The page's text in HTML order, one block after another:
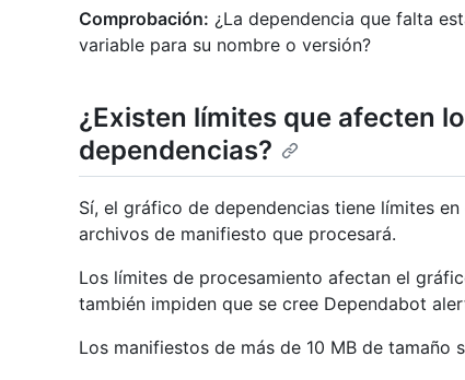
Comprobación: ¿La dependencia que falta
variable para su nombre o versión?
¿Existen límites que afecten
dependencias?
Sí, el gráfico de dependencias tiene límites
archivos de manifiesto que procesará.
Los límites de procesamiento afectan el
también impiden que se cree Dependabot
Los manifiestos de más de 10 MB de